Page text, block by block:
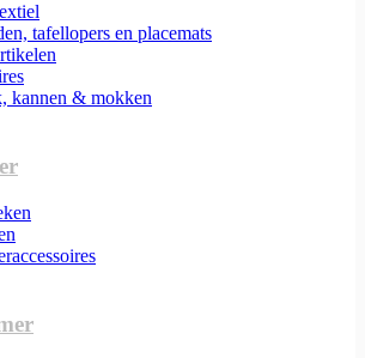
tafellopers en placemats
kannen & mokken